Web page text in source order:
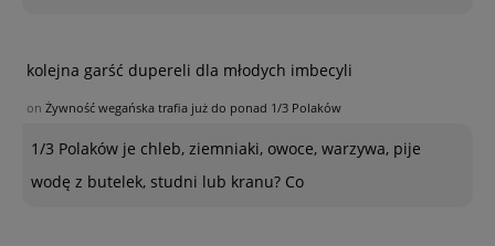
kolejna garść dupereli dla młodych imbecyli
on Żywność wegańska trafia już do ponad 1/3 Polaków
1/3 Polaków je chleb, ziemniaki, owoce, warzywa, pije
wodę z butelek, studni lub kranu? Co